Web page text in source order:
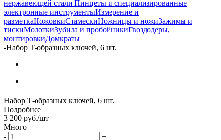
нержавеющей стали Пинцеты и специализированные
электронные инструментыИзмерение и
разметкаНожовкиСтамескиНожницы и ножиЗажимы и
тискиМолоткиЗубила и пробойникиГвоздодеры,
монтировкиДомкраты
-Набор Т-образных ключей, 6 шт.
Набор Т-образных ключей, 6 шт.
Подробнее
3 200 руб./шт
Много
-
+